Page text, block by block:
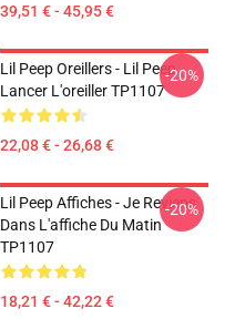
39,51 € - 45,95 €
Lil Peep Oreillers - Lil Peep
Lancer L'oreiller TP1107
22,08 € - 26,68 €
-20%
Lil Peep Affiches - Je Reviens
Dans L'affiche Du Matin
TP1107
18,21 € - 42,22 €
-20%